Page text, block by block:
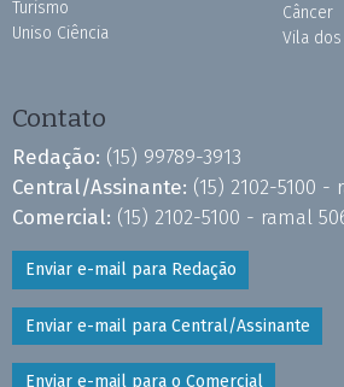
Turismo
Uniso Ciência
Câncer
Vila
Contato
Redação: (15) 99789-3913
Central/Assinante: (15) 2102-5100 -
Comercial: (15) 2102-5100 - ramal
Enviar e-mail para Redação
Enviar e-mail para Central/Assinante
Enviar e-mail para o Comercial